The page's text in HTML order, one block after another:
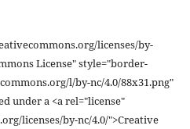
licenses/by-
License" style="border-
l/by-nc/4.0/88x31.png"
under a <a rel="license"
licenses/by-nc/4.0/">Creative